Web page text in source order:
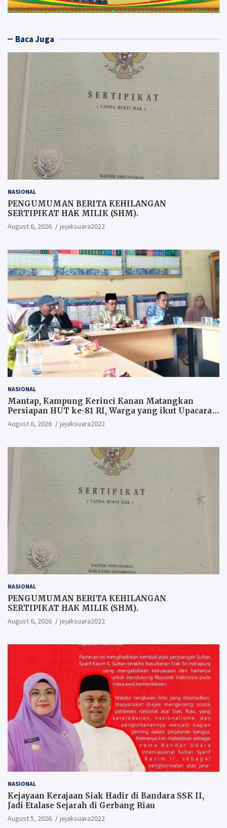
Baca Juga
NASIONAL
PENGUMUMAN BERITA KEHILANGAN
SERTIPIKAT HAK MILIK (SHM).
August 6, 2026 jejaksuara2022
NASIONAL
Mantap, Kampung Kerinci Kanan Matangkan
Persiapan HUT ke-81 RI, Warga yang ikut Upacara
Berkesempatan Raih Hadiah
August 6, 2026 jejaksuara2022
NASIONAL
PENGUMUMAN BERITA KEHILANGAN
SERTIPIKAT HAK MILIK (SHM).
August 6, 2026 jejaksuara2022
NASIONAL
Kejayaan Kerajaan Siak Hadir di Bandara SSK II,
Jadi Etalase Sejarah di Gerbang Riau
August 5, 2026 jejaksuara2022